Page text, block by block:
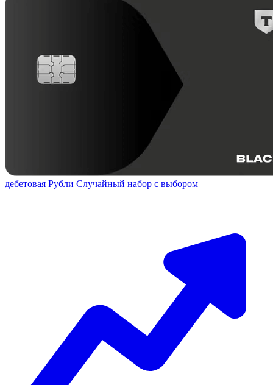
дебетовая Рубли Случайный набор с выбором